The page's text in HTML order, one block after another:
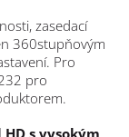
zasedací
360stupňovým
Pro
pro
s vysokým